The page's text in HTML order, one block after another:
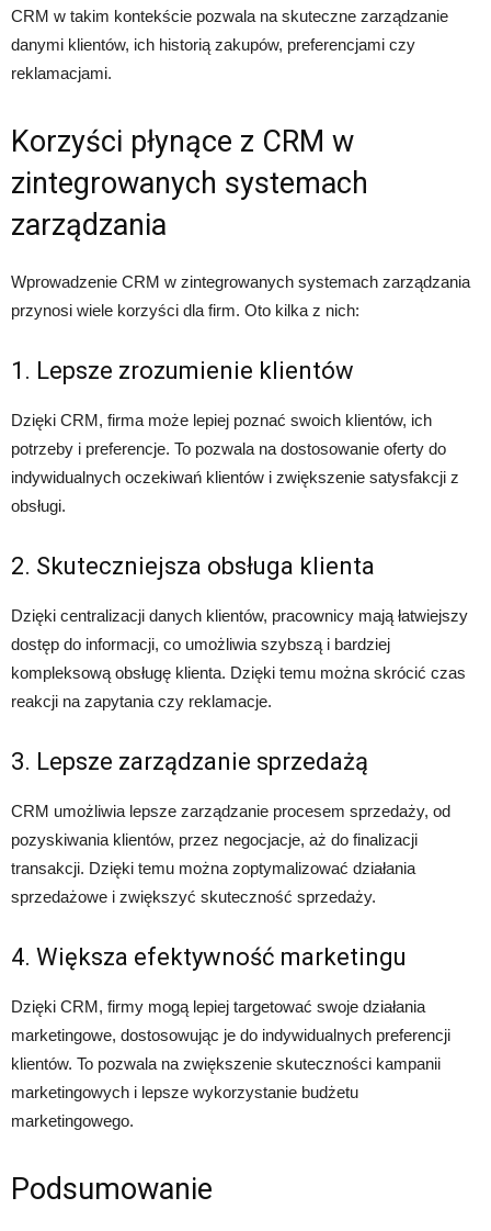
CRM w takim kontekście pozwala na skuteczne zarządzanie
danymi klientów, ich historią zakupów, preferencjami czy
reklamacjami.
Korzyści płynące z CRM w
zintegrowanych systemach
zarządzania
Wprowadzenie CRM w zintegrowanych systemach zarządzania
przynosi wiele korzyści dla firm. Oto kilka z nich:
1. Lepsze zrozumienie klientów
Dzięki CRM, firma może lepiej poznać swoich klientów, ich
potrzeby i preferencje. To pozwala na dostosowanie oferty do
indywidualnych oczekiwań klientów i zwiększenie satysfakcji z
obsługi.
2. Skuteczniejsza obsługa klienta
Dzięki centralizacji danych klientów, pracownicy mają łatwiejszy
dostęp do informacji, co umożliwia szybszą i bardziej
kompleksową obsługę klienta. Dzięki temu można skrócić czas
reakcji na zapytania czy reklamacje.
3. Lepsze zarządzanie sprzedażą
CRM umożliwia lepsze zarządzanie procesem sprzedaży, od
pozyskiwania klientów, przez negocjacje, aż do finalizacji
transakcji. Dzięki temu można zoptymalizować działania
sprzedażowe i zwiększyć skuteczność sprzedaży.
4. Większa efektywność marketingu
Dzięki CRM, firmy mogą lepiej targetować swoje działania
marketingowe, dostosowując je do indywidualnych preferencji
klientów. To pozwala na zwiększenie skuteczności kampanii
marketingowych i lepsze wykorzystanie budżetu
marketingowego.
Podsumowanie